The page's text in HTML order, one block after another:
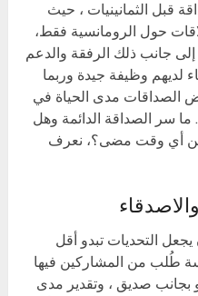
قبل الثمانينيات ، حيث
حول الرومانسية فقط،
جانب ذلك الرفقة والدعم
لديهم وظيفة جيدة وربما
الصداقات مدى الحياة في
سر الصداقة الدائمة وهل
من أي وقت مضى؟، نعرف
التحديات تبدو أقل
طُلب من المشاركين فيها
بجانب صديق ، وتقدير مدى